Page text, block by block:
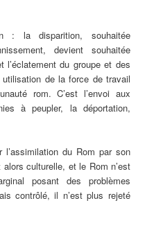
: la disparition, souhaitée
devient souhaitée
l’éclatement du groupe et des
utilisation de la force de travail
rom. C’est l’envoi aux
à peupler, la déportation,
l’assimilation du Rom par son
culturelle, et le Rom n’est
posant des problèmes
contrôlé, il n’est plus rejeté